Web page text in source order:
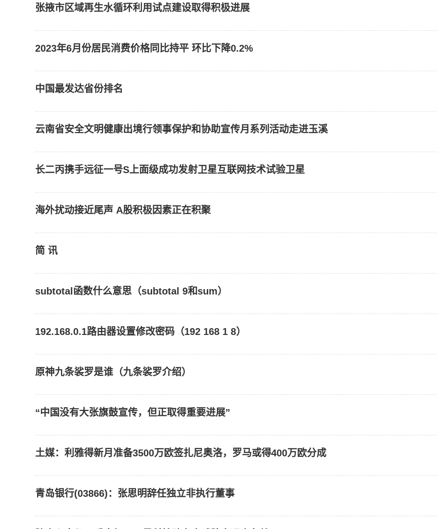
张掖市区域再生水循环利用试点建设取得积极进展
2023年6月份居民消费价格同比持平 环比下降0.2%
中国最发达省份排名
云南省安全文明健康出境行领事保护和协助宣传月系列活动走进玉溪
长二丙携手远征一号S上面级成功发射卫星互联网技术试验卫星
海外扰动接近尾声 A股积极因素正在积聚
简 讯
subtotal函数什么意思（subtotal 9和sum）
192.168.0.1路由器设置修改密码（192 168 1 8）
原神九条裟罗是谁（九条裟罗介绍）
“中国没有大张旗鼓宣传，但正取得重要进展”
土媒：利雅得新月准备3500万欧签扎尼奥洛，罗马或得400万欧分成
青岛银行(03866)：张思明辞任独立非执行董事